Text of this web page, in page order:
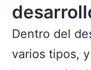
Dentro del
varios tipos,